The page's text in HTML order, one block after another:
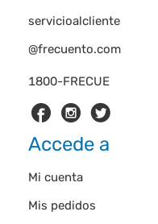
1800-FRECUE
servicioalcliente
@frecuento.com
Accede a
Mi cuenta
Mis pedidos